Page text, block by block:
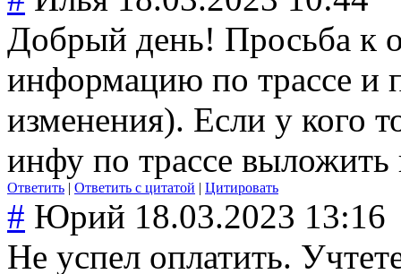
Добрый день! Просьба к
информацию по трассе и
изменения). Если у кого
инфу по трассе выложить
Ответить | Ответить с цитатой | Цитировать
# Юрий 18.03.2023 13:16
Не успел оплатить.